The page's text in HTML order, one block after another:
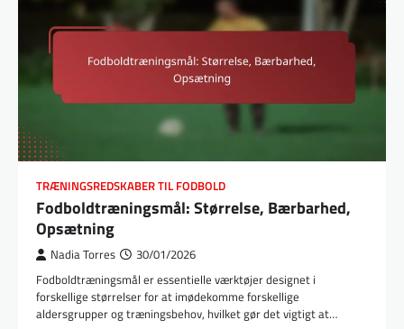
TRÆNINGSREDSKABER TIL FODBOLD
Fodboldtræningsmål: Størrelse, Bærbarhed,
Opsætning
Nadia Torres 30/01/2026
Fodboldtræningsmål er essentielle værktøjer designet i
forskellige størrelser for at imødekomme forskellige
aldersgrupper og træningsbehov, hvilket gør det vigtigt at…